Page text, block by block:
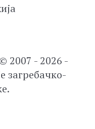
2007 - 2026 -
загребачко-